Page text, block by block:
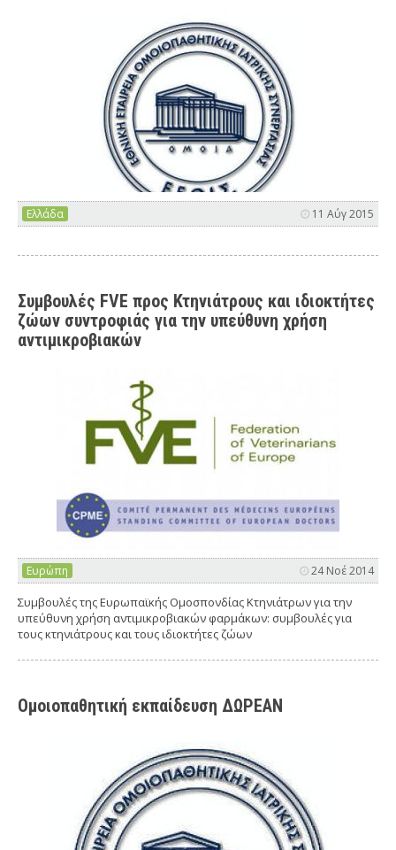
Ελλάδα 11 Αύγ 2015
Συμβουλές FVE προς Κτηνιάτρους και ιδιοκτήτες
ζώων συντροφιάς για την υπεύθυνη χρήση
αντιμικροβιακών
Ευρώπη 24 Νοέ 2014
Συμβουλές της Ευρωπαϊκής Ομοσπονδίας Κτηνιάτρων για την
υπεύθυνη χρήση αντιμικροβιακών φαρμάκων: συμβουλές για
τους κτηνιάτρους και τους ιδιοκτήτες ζώων
Ομοιοπαθητική εκπαίδευση ΔΩΡΕΑΝ